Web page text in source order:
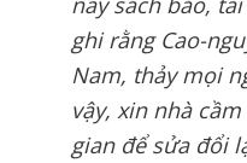
ghi rằng Cao-
Nam, thảy mọi
vậy, xin nhà
gian để sửa đổi